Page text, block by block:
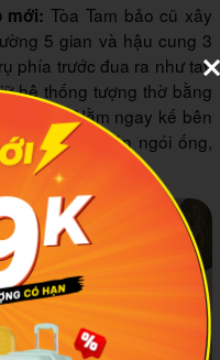
mới: Tòa Tam bảo cũ xây
5 gian và hậu cung 3
phía trước đua ra như tay
hệ thống tượng thờ bằng
kỷ XIX. Nằm ngay kế bên
diêm dán ngói ống,
đạt.